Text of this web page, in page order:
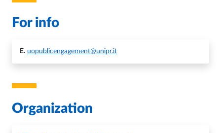
For info
E. uopublicengagement@unipr.it
Organization